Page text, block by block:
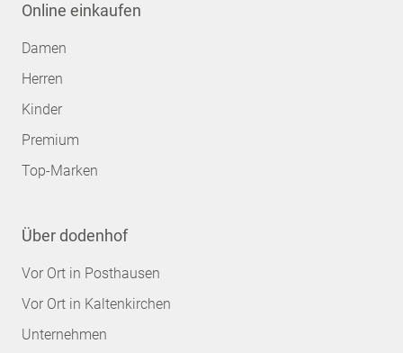
Online einkaufen
Damen
Herren
Kinder
Premium
Top-Marken
Über dodenhof
Vor Ort in Posthausen
Vor Ort in Kaltenkirchen
Unternehmen